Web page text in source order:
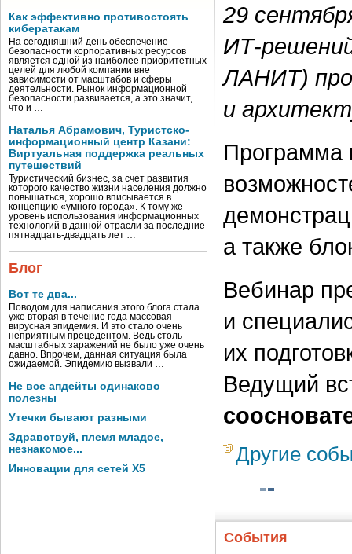
Как эффективно противостоять
кибератакам
На сегодняшний день обеспечение
безопасности корпоративных ресурсов
является одной из наиболее приоритетных
целей для любой компании вне
зависимости от масштабов и сферы
деятельности. Рынок информационной
безопасности развивается, а это значит,
что и …
Наталья Абрамович, Туристско-
информационный центр Казани:
Виртуальная поддержка реальных
путешествий
Туристический бизнес, за счет развития
которого качество жизни населения должно
повышаться, хорошо вписывается в
концепцию «умного города». К тому же
уровень использования информационных
технологий в данной отрасли за последние
пятнадцать-двадцать лет …
Блог
Вот те два...
Поводом для написания этого блога стала
уже вторая в течение года массовая
вирусная эпидемия. И это стало очень
неприятным прецедентом. Ведь столь
масштабных заражений не было уже очень
давно. Впрочем, данная ситуация была
ожидаемой. Эпидемию вызвали …
Не все апдейты одинаково
полезны
Утечки бывают разными
Здравствуй, племя младое,
незнакомое...
Инновации для сетей X5
29
ИТ-
ЛАНИТ)
и
Программа
а также
Вебинар
и
их
Ведущий
Другие
События